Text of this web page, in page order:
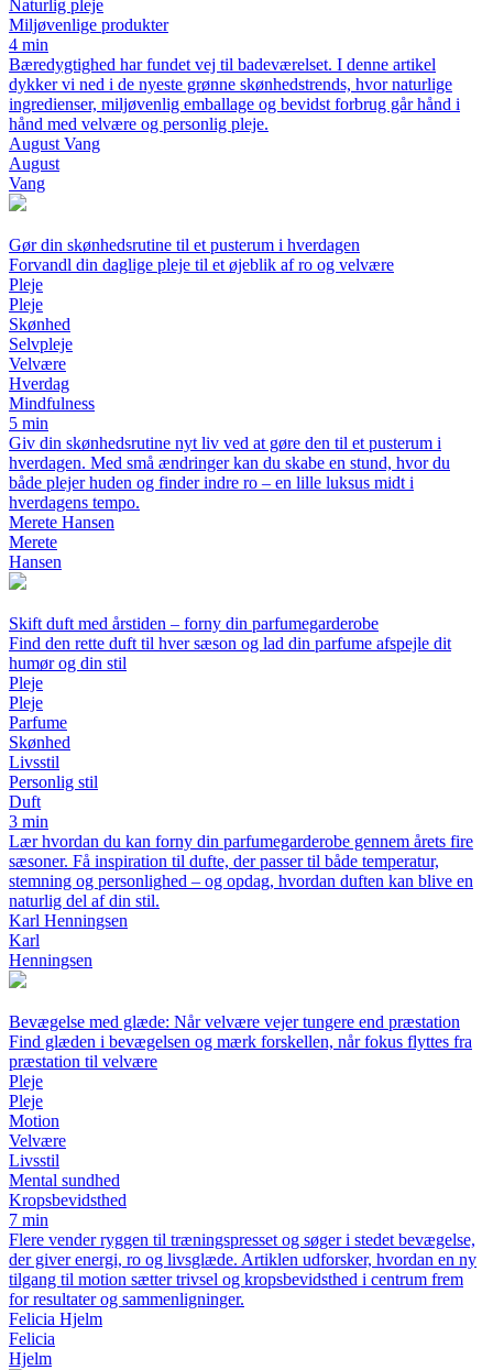
Naturlig pleje
Miljøvenlige produkter
4 min
Bæredygtighed har fundet vej til badeværelset. I denne artikel
dykker vi ned i de nyeste grønne skønhedstrends, hvor naturlige
ingredienser, miljøvenlig emballage og bevidst forbrug går hånd i
hånd med velvære og personlig pleje.
August Vang
August
Vang
Gør din skønhedsrutine til et pusterum i hverdagen
Forvandl din daglige pleje til et øjeblik af ro og velvære
Pleje
Pleje
Skønhed
Selvpleje
Velvære
Hverdag
Mindfulness
5 min
Giv din skønhedsrutine nyt liv ved at gøre den til et pusterum i
hverdagen. Med små ændringer kan du skabe en stund, hvor du
både plejer huden og finder indre ro – en lille luksus midt i
hverdagens tempo.
Merete Hansen
Merete
Hansen
Skift duft med årstiden – forny din parfumegarderobe
Find den rette duft til hver sæson og lad din parfume afspejle dit
humør og din stil
Pleje
Pleje
Parfume
Skønhed
Livsstil
Personlig stil
Duft
3 min
Lær hvordan du kan forny din parfumegarderobe gennem årets fire
sæsoner. Få inspiration til dufte, der passer til både temperatur,
stemning og personlighed – og opdag, hvordan duften kan blive en
naturlig del af din stil.
Karl Henningsen
Karl
Henningsen
Bevægelse med glæde: Når velvære vejer tungere end præstation
Find glæden i bevægelsen og mærk forskellen, når fokus flyttes fra
præstation til velvære
Pleje
Pleje
Motion
Velvære
Livsstil
Mental sundhed
Kropsbevidsthed
7 min
Flere vender ryggen til træningspresset og søger i stedet bevægelse,
der giver energi, ro og livsglæde. Artiklen udforsker, hvordan en ny
tilgang til motion sætter trivsel og kropsbevidsthed i centrum frem
for resultater og sammenligninger.
Felicia Hjelm
Felicia
Hjelm